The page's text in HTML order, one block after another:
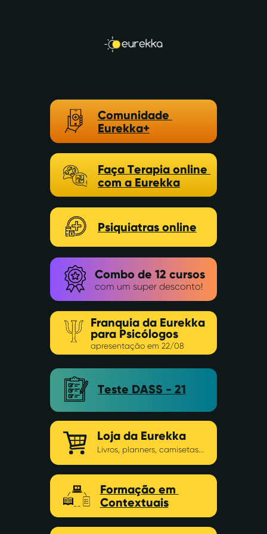
Comunidade ​
Eurekka+
Faça Terapia online ​
com a Eurekka
Psiquiatras online
Combo de 12 cursos
com um super desconto!
Franquia da Eurekka ​
para Psicólogos
apresentação em 22/08
Teste DASS - 21
Loja da Eurekka
Livros, planners, camisetas...
Formação em ​
Contextuais